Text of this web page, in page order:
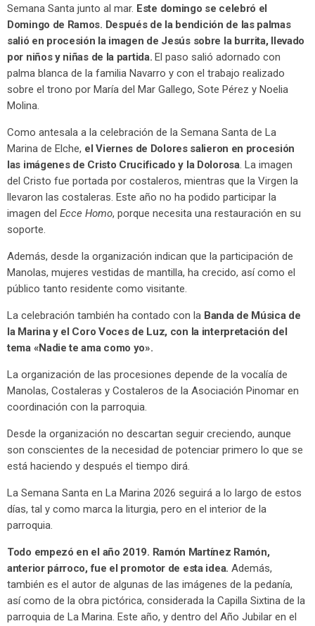
Semana Santa junto al mar. Este domingo se celebró el
Domingo de Ramos. Después de la bendición de las palmas
salió en procesión la imagen de Jesús sobre la burrita, llevado
por niños y niñas de la partida. El paso salió adornado con
palma blanca de la familia Navarro y con el trabajo realizado
sobre el trono por María del Mar Gallego, Sote Pérez y Noelia
Molina.
Como antesala a la celebración de la Semana Santa de La
Marina de Elche, el Viernes de Dolores salieron en procesión
las imágenes de Cristo Crucificado y la Dolorosa. La imagen
del Cristo fue portada por costaleros, mientras que la Virgen la
llevaron las costaleras. Este año no ha podido participar la
imagen del Ecce Homo, porque necesita una restauración en su
soporte.
Además, desde la organización indican que la participación de
Manolas, mujeres vestidas de mantilla, ha crecido, así como el
público tanto residente como visitante.
La celebración también ha contado con la Banda de Música de
la Marina y el Coro Voces de Luz, con la interpretación del
tema «Nadie te ama como yo».
La organización de las procesiones depende de la vocalía de
Manolas, Costaleras y Costaleros de la Asociación Pinomar en
coordinación con la parroquia.
Desde la organización no descartan seguir creciendo, aunque
son conscientes de la necesidad de potenciar primero lo que se
está haciendo y después el tiempo dirá.
La Semana Santa en La Marina 2026 seguirá a lo largo de estos
días, tal y como marca la liturgia, pero en el interior de la
parroquia.
Todo empezó en el año 2019. Ramón Martínez Ramón,
anterior párroco, fue el promotor de esta idea. Además,
también es el autor de algunas de las imágenes de la pedanía,
así como de la obra pictórica, considerada la Capilla Sixtina de la
parroquia de La Marina. Este año, y dentro del Año Jubilar en el